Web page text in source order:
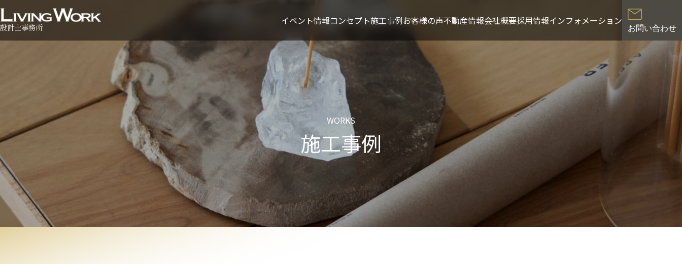
設計士事務所
イベント情報コンセプト施工事例お客様の声不動産情報会社概要採用情報インフォメーション
お問い合わせ
WORKS
施工事例